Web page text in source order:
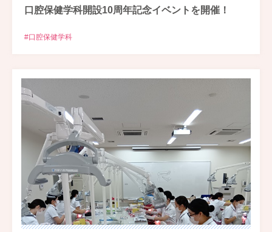
口腔保健学科開設10周年記念イベントを開催！
#口腔保健学科